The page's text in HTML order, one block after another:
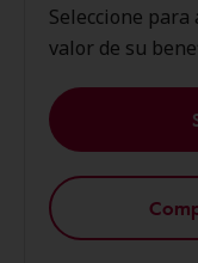
Seleccione
valor de su